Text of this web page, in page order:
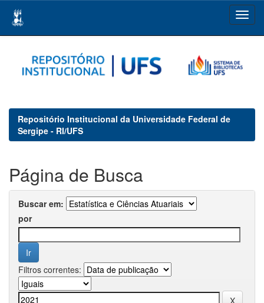
navigation
Repositório Institucional da Universidade Federal de
Sergipe - RI/UFS
Página de Busca
Buscar em:
por
Filtros correntes: